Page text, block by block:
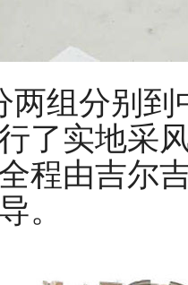
两组分别
了实地采
程由吉尔
。